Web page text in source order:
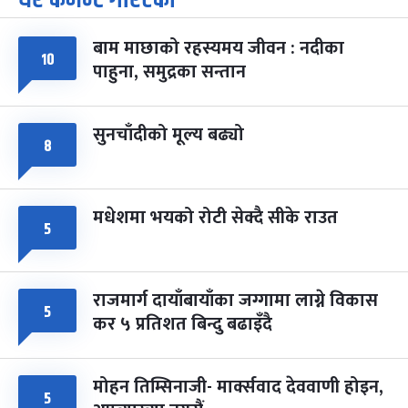
आइत चैत्र ७, २०८३-Mar 21, 2027
८ फागुपूर्णिमा
चैत्र ८, २०८३-Mar 22, 2027
७ महिना बाँकी
१० बाम माछाको रहस्यमय जीवन : नदीका
पाहुना, समुद्रका सन्तान
८ सुनचाँदीको मूल्य बढ्यो
५ मधेशमा भयको रोटी सेक्दै सीके राउत
५ राजमार्ग दायाँबायाँका जग्गामा लाग्ने विकास
कर ५ प्रतिशत बिन्दु बढाइँदै
५ मोहन तिम्सिनाजी- मार्क्सवाद देववाणी होइन,